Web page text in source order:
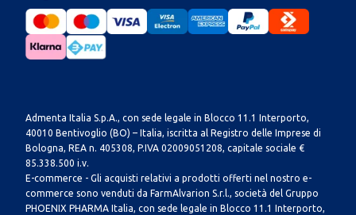
Admenta Italia S.p.A., con sede legale in Blocco 11.1 Interporto,
40010 Bentivoglio (BO) – Italia, iscritta al Registro delle Imprese di
Bologna, REA n. 405308, P.IVA 02009051208, capitale sociale €
85.338.500 i.v.
E-commerce - Gli acquisti relativi a prodotti offerti nel nostro e-
commerce sono venduti da FarmAlvarion S.r.l., società del Gruppo
PHOENIX PHARMA Italia, con sede legale in Blocco 11.1 Interporto,